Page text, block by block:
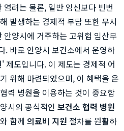
려는 물론, 일반 임신보다 빈번
발생하는 경제적 부담 또한 무시
양시에 거주하는 고위험 임산부
. 바로 안양시 보건소에서 운영하
제도입니다. 이 제도는 경제적 어
위해 마련되었으며, 이 혜택을 온
력 병원을 이용하는 것이 중요합
시의 공식적인 보건소 협력 병원
함께 의료비 지원 절차를 원활하